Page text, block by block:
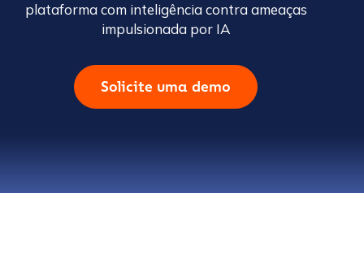
plataforma com inteligência contra ameaças
impulsionada por IA
Solicite uma demo